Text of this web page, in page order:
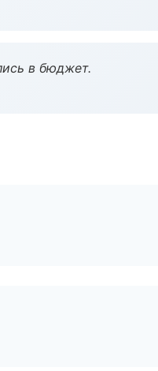
в бюджет.